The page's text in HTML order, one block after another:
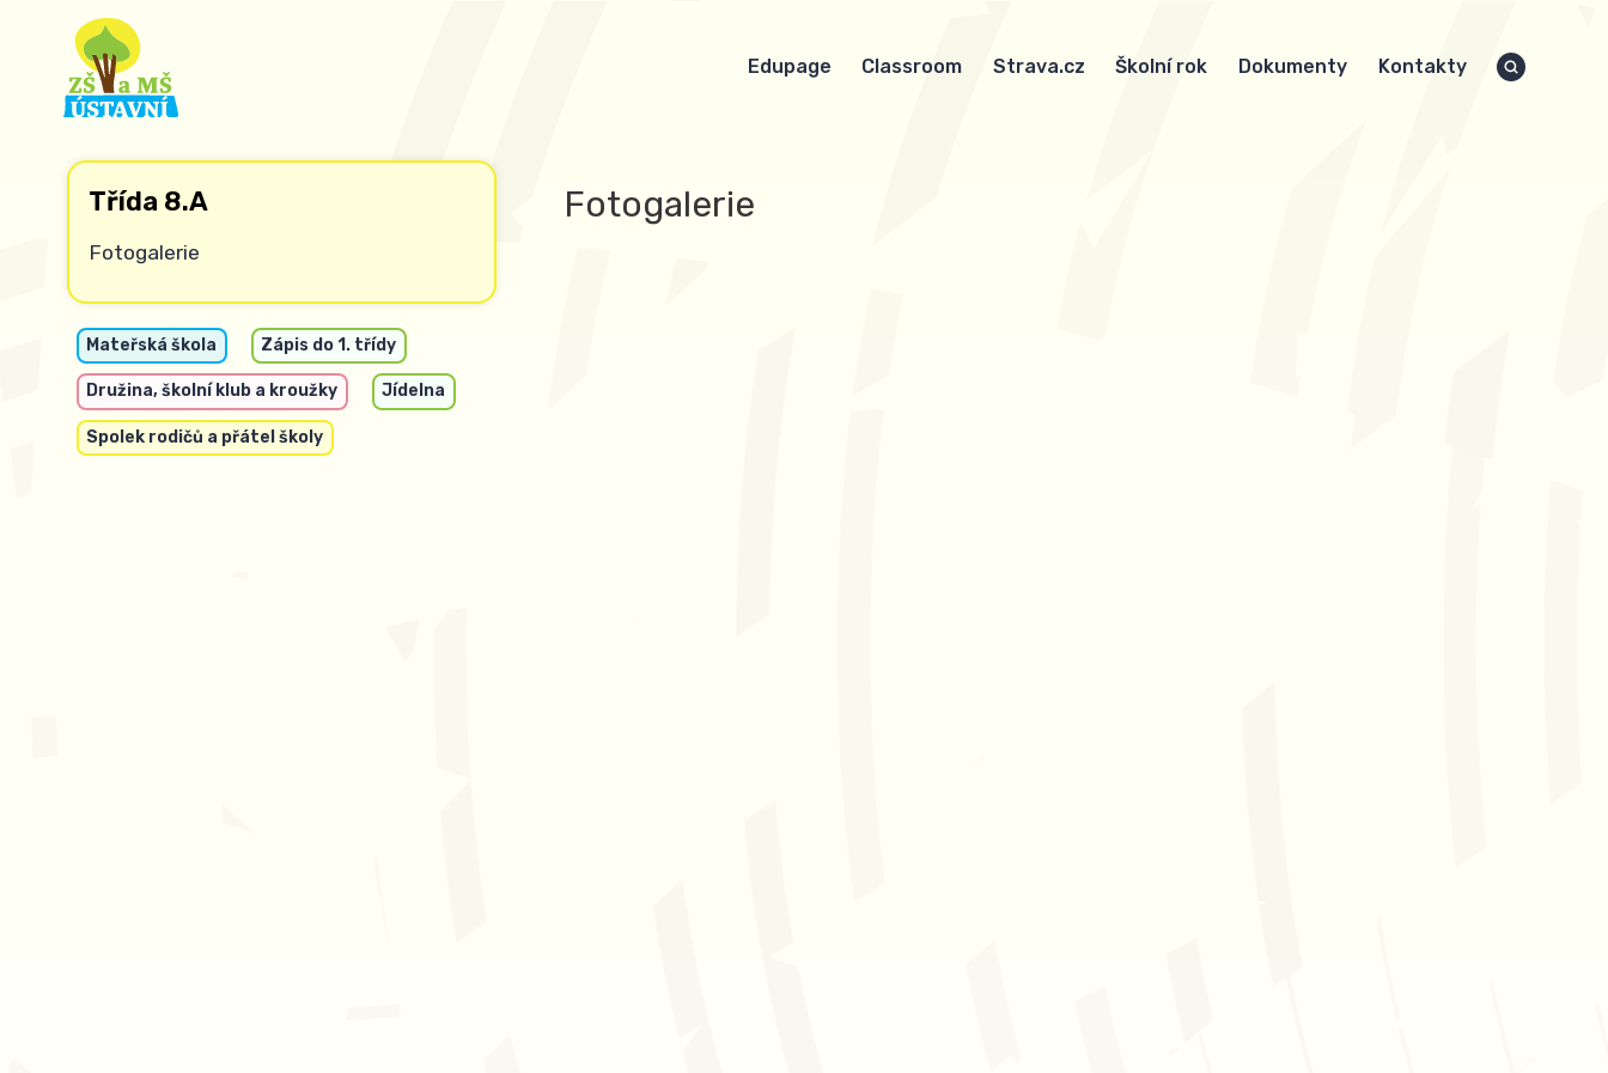
Edupage Classroom Strava.cz Školní rok Dokumenty Kontakty
Třída 8.A
Fotogalerie
Mateřská škola Zápis do 1. třídy
Družina, školní klub a kroužky Jídelna
Spolek rodičů a přátel školy
Fotogalerie